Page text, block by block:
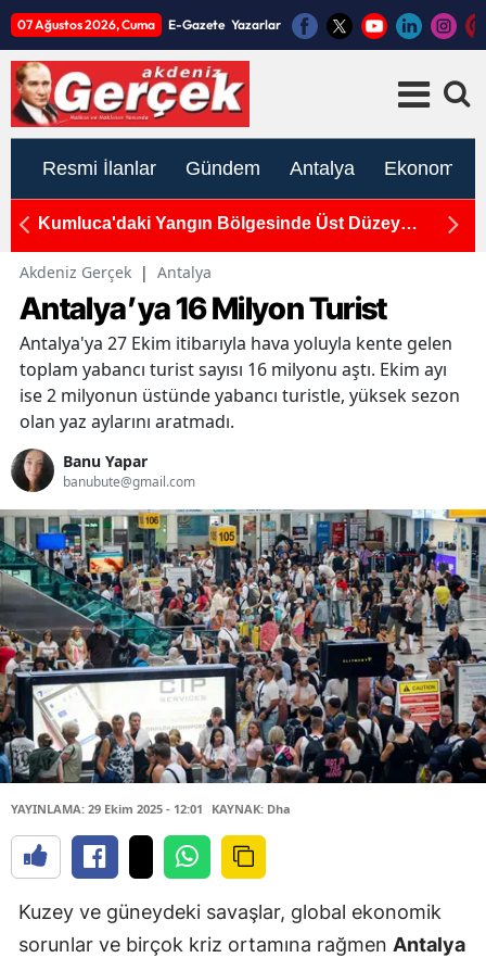
07 Ağustos 2026, Cuma E-Gazete Yazarlar
Resmi İlanlar Gündem Antalya Ekonomi
Döşemealtı'da Otomobil ile Elektrikli Araç Çarpıştı: 2
Akdeniz Gerçek | Antalya
Antalya’ya 16 Milyon Turist
Antalya'ya 27 Ekim itibarıyla hava yoluyla kente gelen
toplam yabancı turist sayısı 16 milyonu aştı. Ekim ayı
ise 2 milyonun üstünde yabancı turistle, yüksek sezon
olan yaz aylarını aratmadı.
Banu Yapar
banubute@gmail.com
YAYINLAMA: 29 Ekim 2025 - 12:01 KAYNAK: Dha
Kuzey ve güneydeki savaşlar, global ekonomik
sorunlar ve birçok kriz ortamına rağmen Antalya